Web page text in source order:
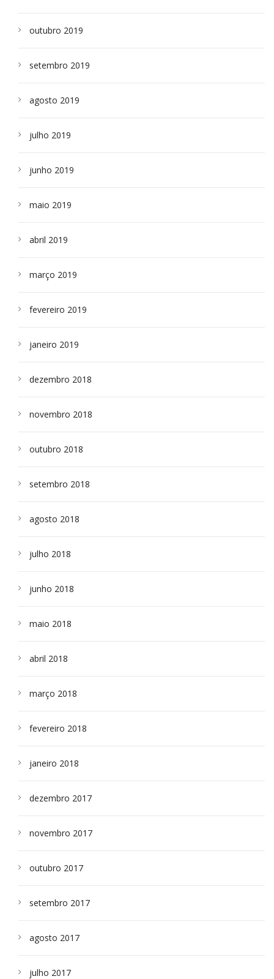
outubro 2019
setembro 2019
agosto 2019
julho 2019
junho 2019
maio 2019
abril 2019
março 2019
fevereiro 2019
janeiro 2019
dezembro 2018
novembro 2018
outubro 2018
setembro 2018
agosto 2018
julho 2018
junho 2018
maio 2018
abril 2018
março 2018
fevereiro 2018
janeiro 2018
dezembro 2017
novembro 2017
outubro 2017
setembro 2017
agosto 2017
julho 2017